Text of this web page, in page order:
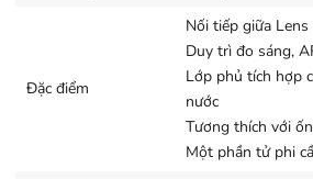
Đặc điểm
Nối tiếp giữa Lens
Duy trì đo sáng,
Lớp phủ tích hợp
nước
Tương thích với
Một phần tử phi